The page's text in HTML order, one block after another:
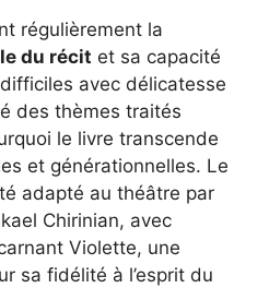
régulièrement la
du récit et sa capacité
avec délicatesse
des thèmes traités
le livre transcende
et générationnelles. Le
adapté au théâtre par
Chirinian, avec
Violette, une
sa fidélité à l’esprit du